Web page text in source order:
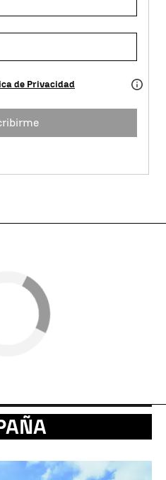
de Privacidad